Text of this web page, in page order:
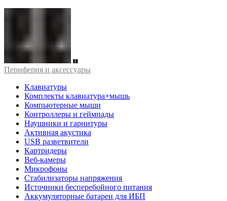
Периферия и аксессуары
Клавиатуры
Комплекты клавиатура+мышь
Компьютерные мыши
Контроллеры и геймпады
Наушники и гарнитуры
Активная акустика
USB разветвители
Картридеры
Веб-камеры
Микрофоны
Стабилизаторы напряжения
Источники бесперебойного питания
Аккумуляторные батареи для ИБП